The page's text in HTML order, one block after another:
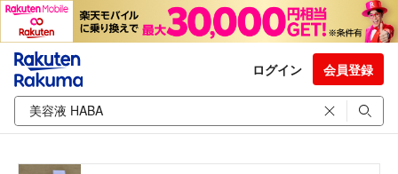
ログイン 会員登録